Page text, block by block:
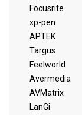
Focusrite
xp-pen
APTEK
Targus
Feelworld
Avermedia
AVMatrix
LanGi